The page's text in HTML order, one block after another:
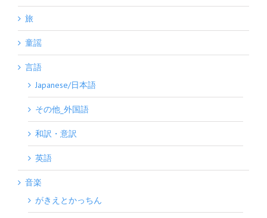
旅
童謡
言語
Japanese/日本語
その他_外国語
和訳・意訳
英語
音楽
がきえとかっちん